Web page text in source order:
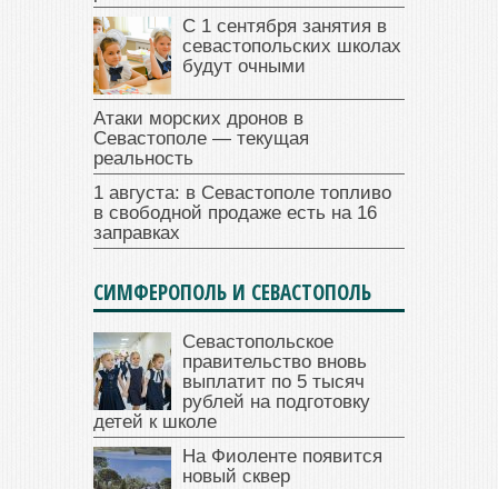
С 1 сентября занятия в
севастопольских школах
будут очными
Атаки морских дронов в
Севастополе — текущая
реальность
1 августа: в Севастополе топливо
в свободной продаже есть на 16
заправках
СИМФЕРОПОЛЬ И СЕВАСТОПОЛЬ
Севастопольское
правительство вновь
выплатит по 5 тысяч
рублей на подготовку
детей к школе
На Фиоленте появится
новый сквер